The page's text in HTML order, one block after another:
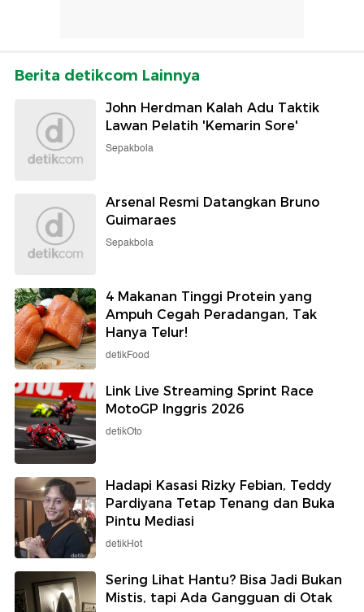
Berita detikcom Lainnya
John Herdman Kalah Adu Taktik
Lawan Pelatih 'Kemarin Sore'
Sepakbola
Arsenal Resmi Datangkan Bruno
Guimaraes
Sepakbola
4 Makanan Tinggi Protein yang
Ampuh Cegah Peradangan, Tak
Hanya Telur!
detikFood
Link Live Streaming Sprint Race
MotoGP Inggris 2026
detikOto
Hadapi Kasasi Rizky Febian, Teddy
Pardiyana Tetap Tenang dan Buka
Pintu Mediasi
detikHot
Sering Lihat Hantu? Bisa Jadi Bukan
Mistis, tapi Ada Gangguan di Otak